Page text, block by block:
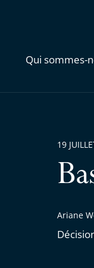
Qui sommes-
Ariane
19